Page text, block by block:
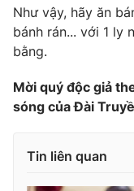
VTV Money
VTV Sức khoẻ
Như vậy, hãy ăn
bánh rán... với 1 ly
bằng.
Mời quý độc giả
sóng của Đài
Tin liên quan